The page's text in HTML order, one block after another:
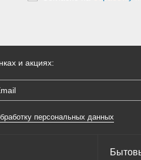
и акциях:
персональных данных